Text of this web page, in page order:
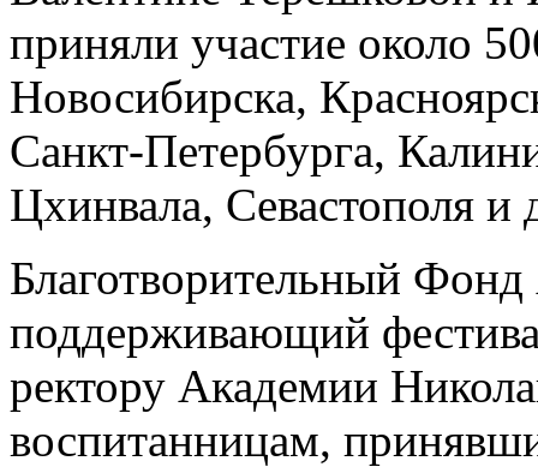
приняли участие около
Новосибирска,
Санкт-Петербурга,
Цхинвала, Севастополя и
Благотворительный
поддерживающий
ректору Академии
воспитанницам,